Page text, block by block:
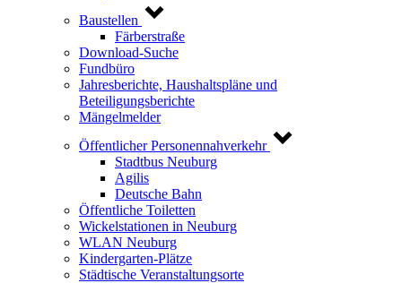
Baustellen
Färberstraße
Download-Suche
Fundbüro
Jahresberichte, Haushaltspläne und
Beteiligungsberichte
Mängelmelder
Öffentlicher Personennahverkehr
Stadtbus Neuburg
Agilis
Deutsche Bahn
Öffentliche Toiletten
Wickelstationen in Neuburg
WLAN Neuburg
Kindergarten-Plätze
Städtische Veranstaltungsorte